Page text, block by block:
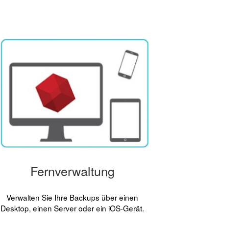
Fernverwaltung
Verwalten Sie Ihre Backups über einen
Desktop, einen Server oder ein iOS-Gerät.